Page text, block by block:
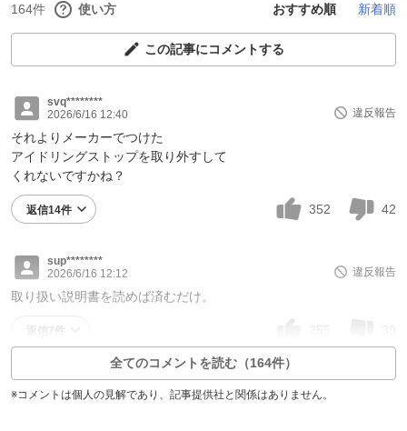
164件 使い方 おすすめ順 新着順
この記事にコメントする
svq********
2026/6/16 12:40
違反報告
それよりメーカーでつけた
アイドリングストップを取り外すして
くれないですかね？
返信14件 352 42
sup********
2026/6/16 12:12
違反報告
取り扱い説明書を読めば済むだけ。
返信7件 255
全てのコメントを読む（164件）
※コメントは個人の見解であり、記事提供社と関係はありません。